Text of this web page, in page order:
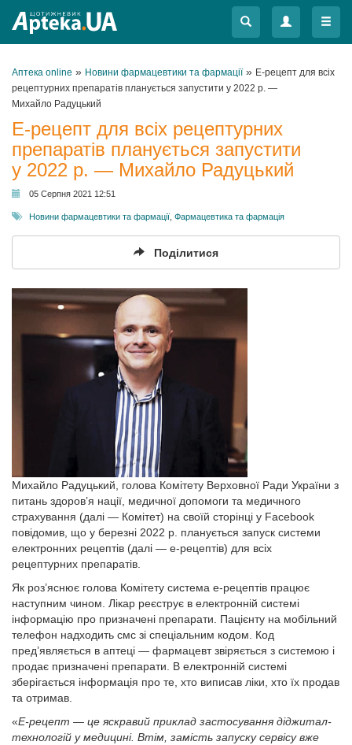
Меню
Меню
Аптека online » Новини фармацевтики та фармації» Е-рецепт для всіх
рецептурних препаратів планується запустити у 2022 р. —
Михайло Радуцький
Е-рецепт для всіх рецептурних
препаратів планується запустити
у 2022 р. — Михайло Радуцький
05 Серпня 2021 12:51
Новини фармацевтики та фармації Фармацевтика та фармація
Поділитися
Михайло Радуцький, голова Комітету Верховної Ради України з
питань здоров’я нації, медичної допомоги та медичного
страхування (далі — Комітет) на своїй сторінці у Facebook
повідомив, що у березні 2022 р. планується запуск системи
електронних рецептів (далі — е-рецептів) для всіх
рецептурних препаратів.
Як роз’яснює голова Комітету система е-рецептів працює
наступним чином. Лікар реєструє в електронній системі
інформацію про призначені препарати. Пацієнту на мобільний
телефон надходить смс зі спеціальним кодом. Код
пред’являється в аптеці — фармацевт звіряється з системою і
продає призначені препарати. В електронній системі
зберігається інформація про те, хто виписав ліки, хто їх продав
та отримав.
«Е-рецепт — це яскравий приклад застосування діджитал-
технологій у медицині. Втім, замість запуску сервісу вже